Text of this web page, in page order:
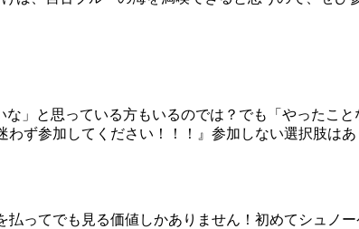
」と思っている方もいるのでは？でも「やったこ
ず参加してください！！！』参加しない選択肢は
ってでも見る価値しかありません！初めてシュノ